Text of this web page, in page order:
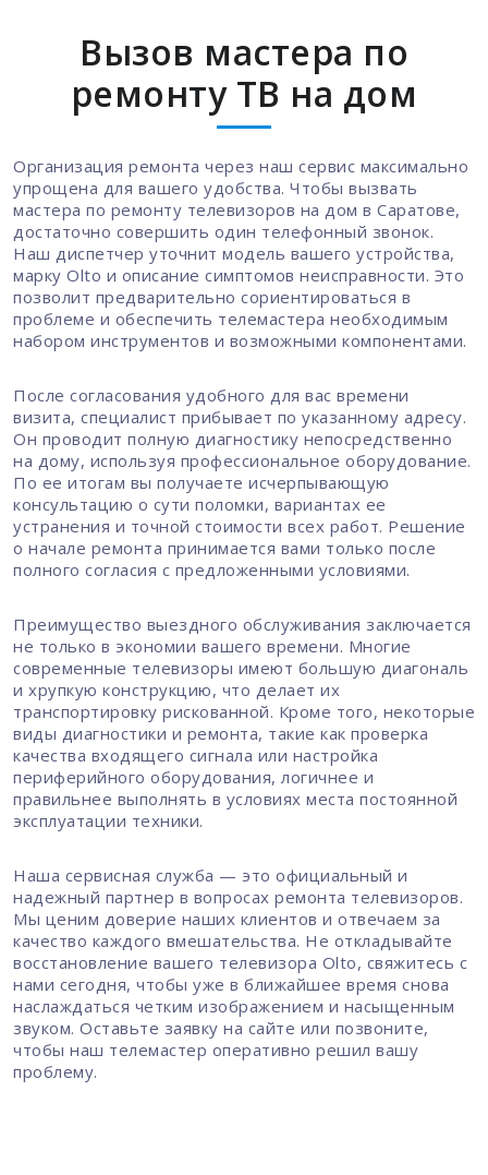
Вызов мастера по
ремонту ТВ на дом
Организация ремонта через наш сервис максимально
упрощена для вашего удобства. Чтобы вызвать
мастера по ремонту телевизоров на дом в Саратове,
достаточно совершить один телефонный звонок.
Наш диспетчер уточнит модель вашего устройства,
марку Olto и описание симптомов неисправности. Это
позволит предварительно сориентироваться в
проблеме и обеспечить телемастера необходимым
набором инструментов и возможными компонентами.
После согласования удобного для вас времени
визита, специалист прибывает по указанному адресу.
Он проводит полную диагностику непосредственно
на дому, используя профессиональное оборудование.
По ее итогам вы получаете исчерпывающую
консультацию о сути поломки, вариантах ее
устранения и точной стоимости всех работ. Решение
о начале ремонта принимается вами только после
полного согласия с предложенными условиями.
Преимущество выездного обслуживания заключается
не только в экономии вашего времени. Многие
современные телевизоры имеют большую диагональ
и хрупкую конструкцию, что делает их
транспортировку рискованной. Кроме того, некоторые
виды диагностики и ремонта, такие как проверка
качества входящего сигнала или настройка
периферийного оборудования, логичнее и
правильнее выполнять в условиях места постоянной
эксплуатации техники.
Наша сервисная служба — это официальный и
надежный партнер в вопросах ремонта телевизоров.
Мы ценим доверие наших клиентов и отвечаем за
качество каждого вмешательства. Не откладывайте
восстановление вашего телевизора Olto, свяжитесь с
нами сегодня, чтобы уже в ближайшее время снова
наслаждаться четким изображением и насыщенным
звуком. Оставьте заявку на сайте или позвоните,
чтобы наш телемастер оперативно решил вашу
проблему.